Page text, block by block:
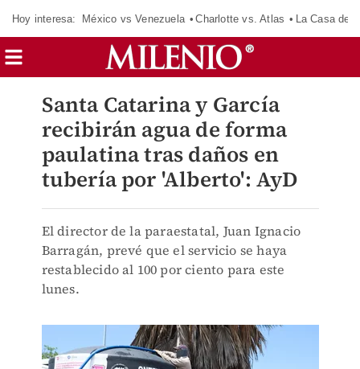
Hoy interesa: México vs Venezuela Charlotte vs. Atlas La Casa de
Santa Catarina y García
recibirán agua de forma
paulatina tras daños en
tubería por 'Alberto': AyD
El director de la paraestatal, Juan Ignacio
Barragán, prevé que el servicio se haya
restablecido al 100 por ciento para este
lunes.